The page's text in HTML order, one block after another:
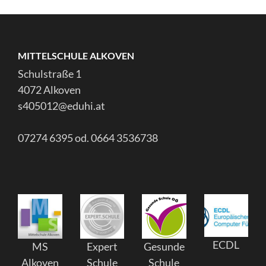
MITTELSCHULE ALKOVEN
Schulstraße 1
4072 Alkoven
s405012@eduhi.at
07274 6395 od. 0664 3536738
MS
Alkoven
Expert
Schule
Gesunde
Schule
ECDL